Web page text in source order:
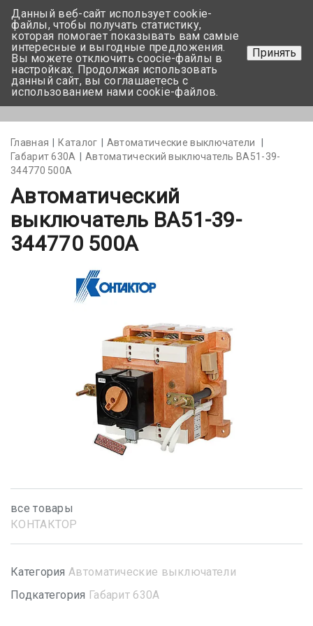
+375 17-350-99-56
+375 44-752-82-08
Задать вопрос
Главная Каталог
Автоматические выключатели
Габарит 630А
Автоматический выключатель ВА51-39-
344770 500А
Автоматический
выключатель ВА51-39-
344770 500А
все товары
КОНТАКТОР
Категория Автоматические выключатели
Подкатегория Габарит 630А
Данный веб-сайт использует cookie-
файлы, чтобы получать статистику,
которая помогает показывать вам самые
интересные и выгодные предложения.
Вы можете отключить coocie-файлы в
настройках. Продолжая использовать
данный сайт, вы соглашаетесь с
использованием нами cookie-файлов.
Принять